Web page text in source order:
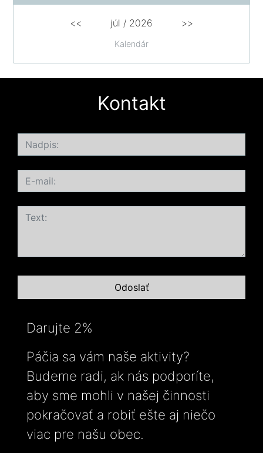
Kalendár
<< júl / 2026 >>
Kontakt
Darujte 2%
Páčia sa vám naše aktivity?
Budeme radi, ak nás podporíte,
aby sme mohli v našej činnosti
pokračovať a robiť ešte aj niečo
viac pre našu obec.